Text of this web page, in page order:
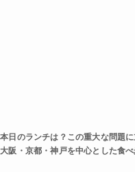
本日のランチは？この重大な問題に
大阪・京都・神戸を中心とした食べ